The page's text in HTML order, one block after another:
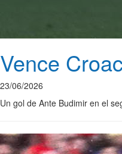
Vence
23/06/2026
Un gol de Ante Budimir en el